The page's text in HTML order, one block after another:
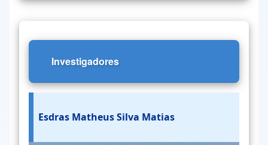
Investigadores
Esdras Matheus Silva Matias